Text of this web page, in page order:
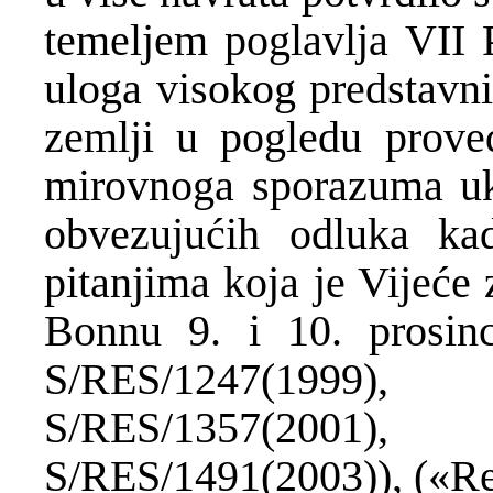
temeljem poglavlja VII
uloga visokog
zemlji u pogledu
mirovnoga sporazuma
obvezujućih odluka
pitanjima koja je Vijeće
Bonnu 9. i 10.
S/RES/
S/RES/
S/RES/1491(2003)),